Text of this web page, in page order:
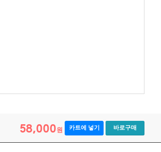
58,000원 카트에 넣기 바로구매